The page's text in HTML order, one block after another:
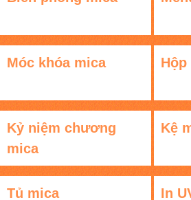
Móc khóa mica
Kỷ niệm chương
mica
Kệ
Tủ mica In